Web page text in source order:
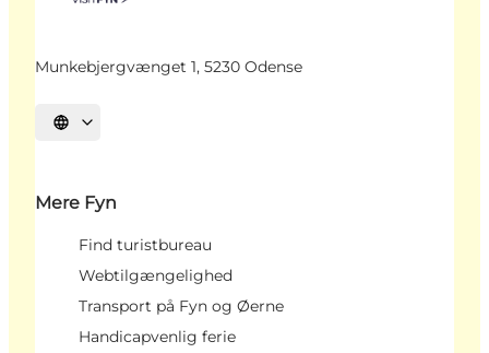
Munkebjergvænget 1, 5230 Odense
Vælg sprog
Mere Fyn
Find turistbureau
Webtilgængelighed
Transport på Fyn og Øerne
Handicapvenlig ferie